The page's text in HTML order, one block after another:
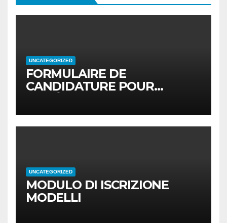
UNCATEGORIZED
FORMULAIRE DE
CANDIDATURE POUR
UNCATEGORIZED
MODULO DI ISCRIZIONE
MODELLI